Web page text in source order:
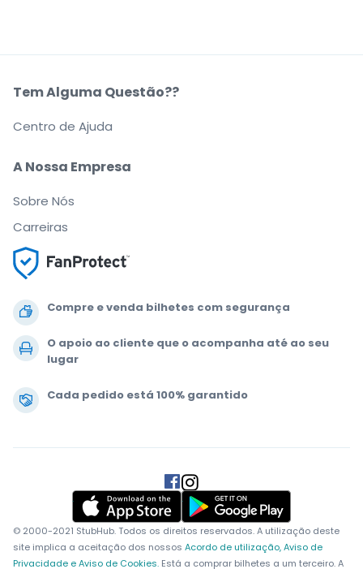
Compre e venda bilhetes com segurança
O apoio ao cliente que o acompanha até ao seu
lugar
Cada pedido está 100% garantido
A Nossa Empresa
Sobre Nós
Carreiras
Tem Alguma Questão??
Centro de Ajuda
© 2000-2021 StubHub. Todos os direitos reservados. A utilização deste
site implica a aceitação dos nossos Acordo de utilização, Aviso de
Privacidade e Aviso de Cookies. Está a comprar bilhetes a um terceiro. A
.
.
.